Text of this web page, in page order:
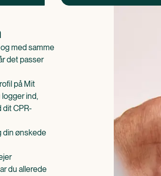
med samme
det passer
på Mit
ind,
dit CPR-
din ønskede
du allerede